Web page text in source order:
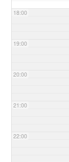
18:00
19:00
20:00
21:00
22:00